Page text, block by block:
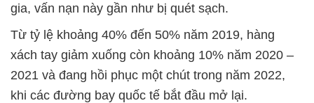
gia, vấn nạn này gần như bị quét sạch.
Từ tỷ lệ khoảng 40% đến 50% năm 2019, hàng
xách tay giảm xuống còn khoảng 10% năm 2020 –
2021 và đang hồi phục một chút trong năm 2022,
khi các đường bay quốc tế bắt đầu mở lại.